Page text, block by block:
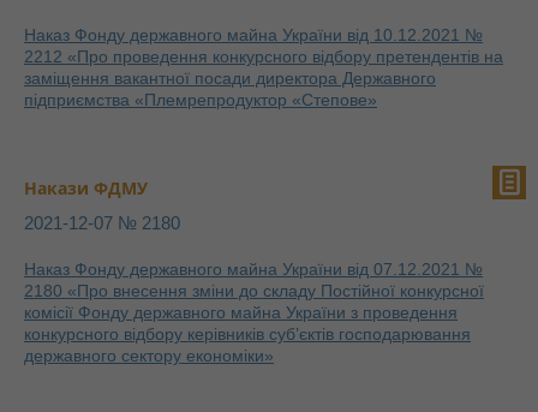
Наказ Фонду державного майна України від 10.12.2021 №
2212 «Про проведення конкурсного відбору претендентів на
заміщення вакантної посади директора Державного
підприємства «Племрепродуктор «Степове»
Накази ФДМУ
2021-12-07 № 2180
Наказ Фонду державного майна України від 07.12.2021 №
2180 «Про внесення зміни до складу Постійної конкурсної
комісії Фонду державного майна України з проведення
конкурсного відбору керівників суб’єктів господарювання
державного сектору економіки»